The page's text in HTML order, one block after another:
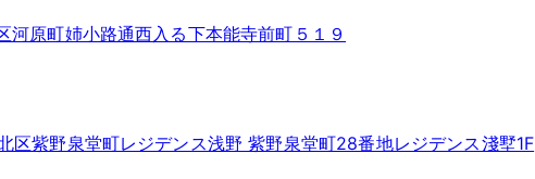
原町姉小路通西入る下本能寺前町５１９
紫野泉堂町レジデンス浅野 紫野泉堂町28番地レジデンス淺墅1F